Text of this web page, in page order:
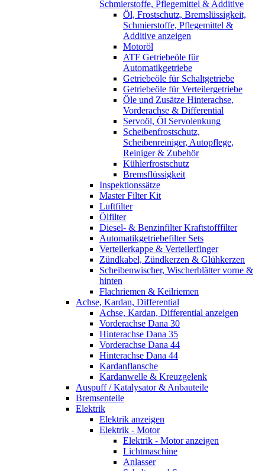
Schmierstoffe, Pflegemittel & Additive
Öl, Frostschutz, Bremslüssigkeit,
Schmierstoffe, Pflegemittel &
Additive anzeigen
Motoröl
ATF Getriebeöle für
Automatikgetriebe
Getriebeöle für Schaltgetriebe
Getriebeöle für Verteilergetriebe
Öle und Zusätze Hinterachse,
Vorderachse & Differential
Servoöl, Öl Servolenkung
Scheibenfrostschutz,
Scheibenreiniger, Autopflege,
Reiniger & Zubehör
Kühlerfrostschutz
Bremsflüssigkeit
Inspektionssätze
Master Filter Kit
Luftfilter
Ölfilter
Diesel- & Benzinfilter Kraftstofffilter
Automatikgetriebefilter Sets
Verteilerkappe & Verteilerfinger
Zündkabel, Zündkerzen & Glühkerzen
Scheibenwischer, Wischerblätter vorne &
hinten
Flachriemen & Keilriemen
Achse, Kardan, Differential
Achse, Kardan, Differential anzeigen
Vorderachse Dana 30
Hinterachse Dana 35
Vorderachse Dana 44
Hinterachse Dana 44
Kardanflansche
Kardanwelle & Kreuzgelenk
Auspuff / Katalysator & Anbauteile
Bremsenteile
Elektrik
Elektrik anzeigen
Elektrik - Motor
Elektrik - Motor anzeigen
Lichtmaschine
Anlasser